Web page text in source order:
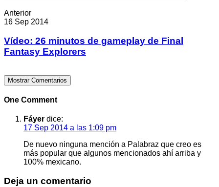
Anterior
16 Sep 2014
Vídeo: 26 minutos de gameplay de Final
Fantasy Explorers
Mostrar Comentarios
One Comment
Fáyer dice:
17 Sep 2014 a las 1:09 pm
De nuevo ninguna mención a Palabraz que creo es
más popular que algunos mencionados ahí arriba y
100% mexicano.
Deja un comentario